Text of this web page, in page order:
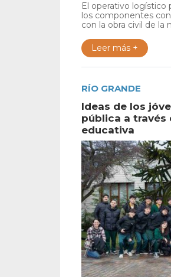
El operativo logístico
los componentes
con la obra civil de la
Leer más +
RÍO GRANDE
Ideas de los
pública a través
educativa